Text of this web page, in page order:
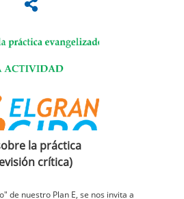
la práctica
crítica)
de nuestro Plan E, se nos invita a